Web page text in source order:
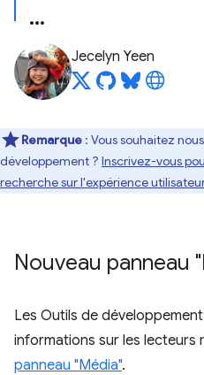
Jecelyn Yeen
Remarque : Vous souhaitez
développement ? Inscrivez-vous
recherche sur l'expérience
Nouveau panneau
Les Outils de
informations sur les lecteurs
panneau "Média".